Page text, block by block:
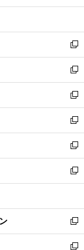
開
ウ
開
く
ン
ウ
で
開
く
ウ
ン
ド
ウ
で
開
く
新
し
い
ウ
ィ
ン
ド
ウ
で
開
く
新
し
い
ウ
ィ
ン
ド
ウ
で
開
新
し
い
ウ
ィ
ン
ド
ウ
開
く
新
し
い
ウ
ィ
ン
ウ
で
開
く
新
し
い
ウ
ン
ド
ウ
で
新
し
ウ
ィ
ン
ド
新
し